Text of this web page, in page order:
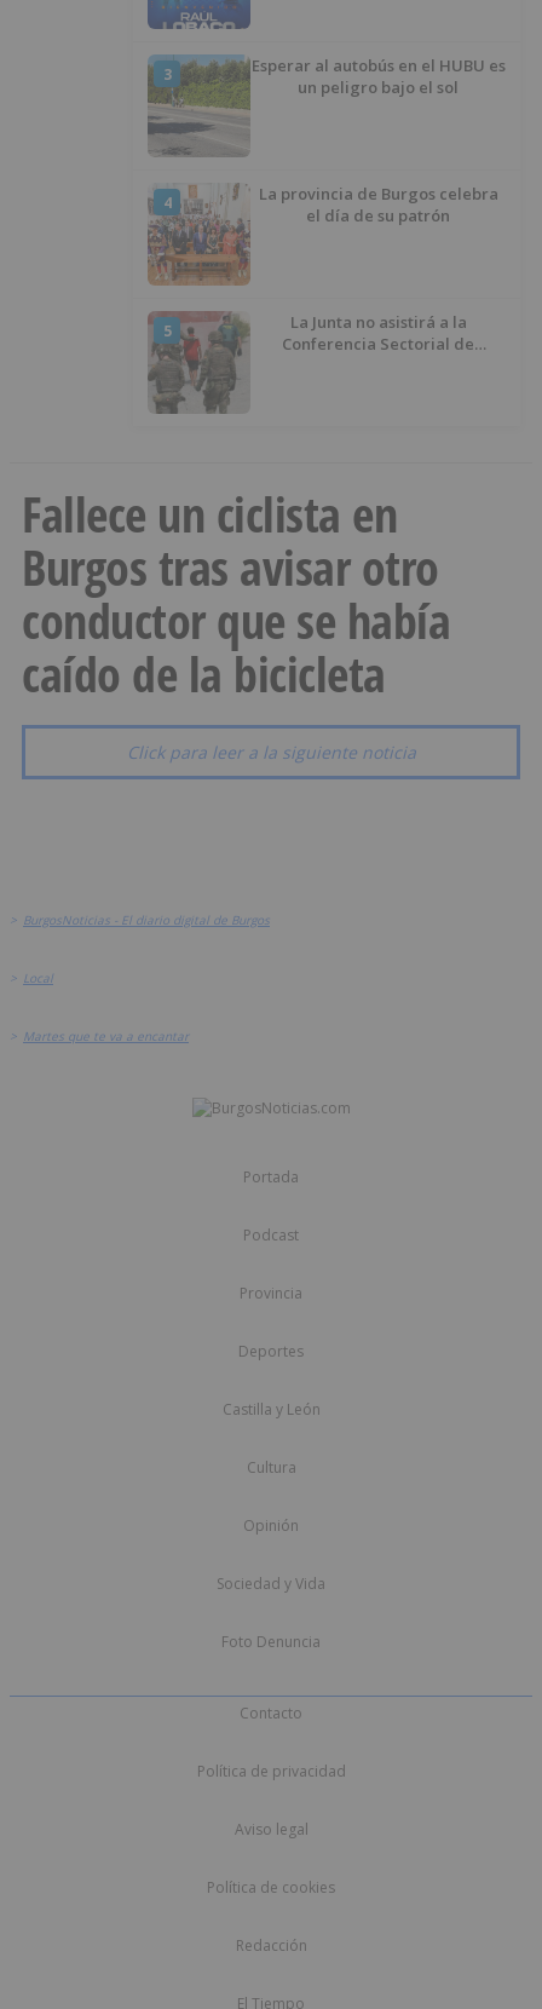
3
Esperar al autobús en el HUBU es
un peligro bajo el sol
4
La provincia de Burgos celebra
el día de su patrón
5
La Junta no asistirá a la
Conferencia Sectorial de
Fallece un ciclista en
Burgos tras avisar otro
conductor que se había
caído de la bicicleta
Click para leer a la siguiente noticia
> BurgosNoticias - El diario digital de Burgos
> Local
> Martes que te va a encantar
Portada
Podcast
Provincia
Deportes
Castilla y León
Cultura
Opinión
Sociedad y Vida
Foto Denuncia
Contacto
Política de privacidad
Aviso legal
Política de cookies
Redacción
El Tiempo